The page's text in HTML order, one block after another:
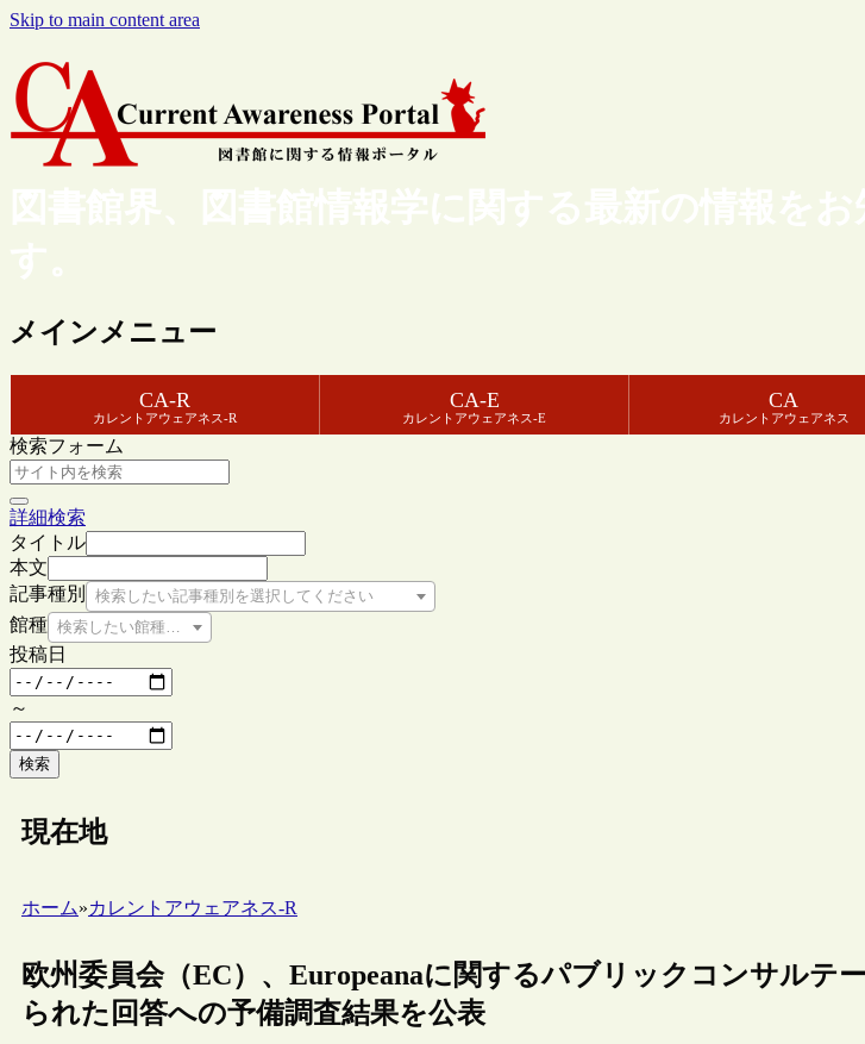
Skip to main content area
図書館界、図書館情報学に関する最新の情報を
す。
メインメニュー
CA-R
カレントアウェアネス-R
CA-E
カレントアウェアネス-E
CA
カレントアウェアネス
検索フォーム
詳細検索
タイトル
本文
記事種別
検索したい記事種別を選択してください
館種 検索したい館種を選択してください
投稿日
～
検索
現在地
ホーム»カレントアウェアネス-R
欧州委員会（EC）、Europeanaに関するパブリックコンサルテ
られた回答への予備調査結果を公表